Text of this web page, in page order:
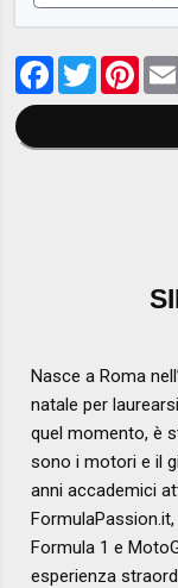
Facebook
Twitter
Nasce a Roma
natale per
quel momento, è
sono i motori e il
anni accademici
Formula 1 e
esperienza